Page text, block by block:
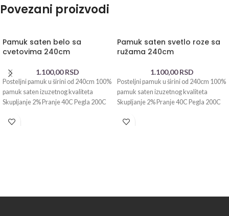
Povezani proizvodi
Pamuk saten belo sa
cvetovima 240cm
1.100,00RSD
Posteljni pamuk u širini od 240cm 100%
pamuk saten izuzetnog kvaliteta
Skupljanje 2% Pranje 40C Pegla 200C
Pamuk saten svetlo roze sa
ružama 240cm
1.100,00RSD
Posteljni pamuk u širini od 240cm 100%
pamuk saten izuzetnog kvaliteta
Skupljanje 2% Pranje 40C Pegla 200C